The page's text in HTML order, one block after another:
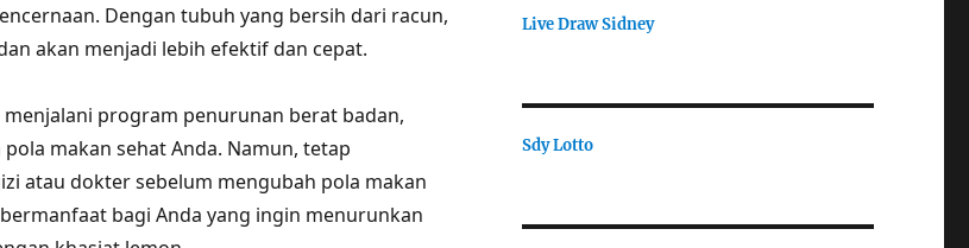
Dengan tubuh yang bersih dari racun,
akan menjadi lebih efektif dan cepat.
menjalani program penurunan berat badan,
makan sehat Anda. Namun, tetap
atau dokter sebelum mengubah pola makan
bagi Anda yang ingin menurunkan
Live Draw Sidney
Sdy Lotto